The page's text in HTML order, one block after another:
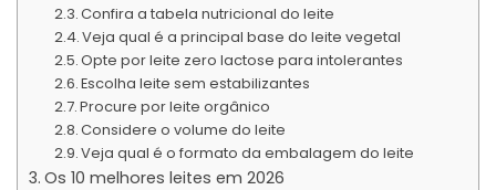
Confira a tabela nutricional do leite
Veja qual é a principal base do leite vegetal
Opte por leite zero lactose para intolerantes
Escolha leite sem estabilizantes
Procure por leite orgânico
Considere o volume do leite
Veja qual é o formato da embalagem do leite
Os 10 melhores leites em 2026